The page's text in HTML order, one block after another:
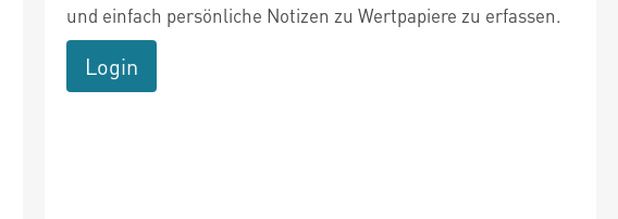
und einfach persönliche Notizen zu Wertpapiere zu erfassen.
Login